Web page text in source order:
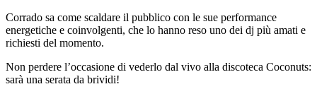
Corrado sa come scaldare il pubblico con le sue performance
energetiche e coinvolgenti, che lo hanno reso uno dei dj più amati e
richiesti del momento.
Non perdere l’occasione di vederlo dal vivo alla discoteca Coconuts:
sarà una serata da brividi!